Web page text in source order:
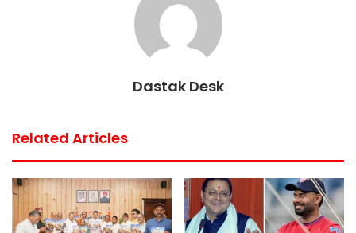
Dastak Desk
Related Articles